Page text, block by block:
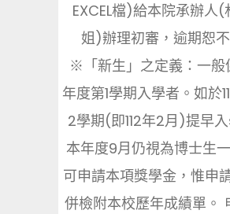
EXCEL檔)給本院承辦人(
姐)辦理初審，逾期恕
※「新生」之定義：一般
年度第1學期入學者。如於
2學期(即112年2月)提早
本年度9月仍視為博士生
可申請本項獎學金，惟申
併檢附本校歷年成績單。